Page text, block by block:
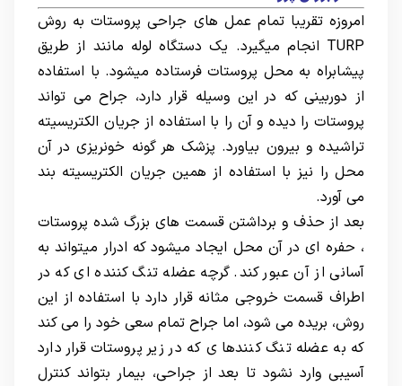
امروزه تقریبا تمام عمل های جراحی پروستات به روش
TURP انجام میگیرد. یک دستگاه لوله مانند از طریق
پیشابراه به محل پروستات فرستاده میشود. با استفاده
از دوربینی که در این وسیله قرار دارد، جراح می تواند
پروستات را دیده و آن را با استفاده از جریان الکتریسیته
تراشیده و بیرون بیاورد. پزشک هر گونه خونریزی در آن
محل را نیز با استفاده از همین جریان الکتریسیته بند
می آورد.
بعد از حذف و برداشتن قسمت های بزرگ شده پروستات
، حفره ای در آن محل ایجاد میشود که ادرار میتواند به
آسانی از آن عبور کند. گرچه عضله تنگ کننده ای که در
اطراف قسمت خروجی مثانه قرار دارد با استفاده از این
روش، بریده می شود، اما جراح تمام سعی خود را می کند
که به عضله تنگ کنندها ی که در زیر پروستات قرار دارد
آسیبی وارد نشود تا بعد از جراحی، بیمار بتواند کنترل